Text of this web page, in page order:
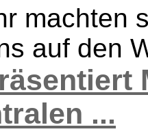
machten
auf den
...